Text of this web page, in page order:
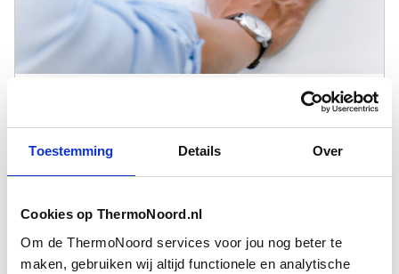
Toestemming Details Over
Cookies op ThermoNoord.nl
Om de ThermoNoord services voor jou nog beter te
maken, gebruiken wij altijd functionele en analytische
Aanvraag die je technische kennis en kunde
te boven gaat? Onze experts bieden hulp en
ondersteuning zodat je ook deze projecten